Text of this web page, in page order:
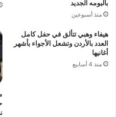
بألبومه الجديد
منذ أسبوعين
هيفاء وهبي تتألق في حفل كامل
العدد بالأردن وتشعل الأجواء بأشهر
أغانيها
منذ 4 أسابيع